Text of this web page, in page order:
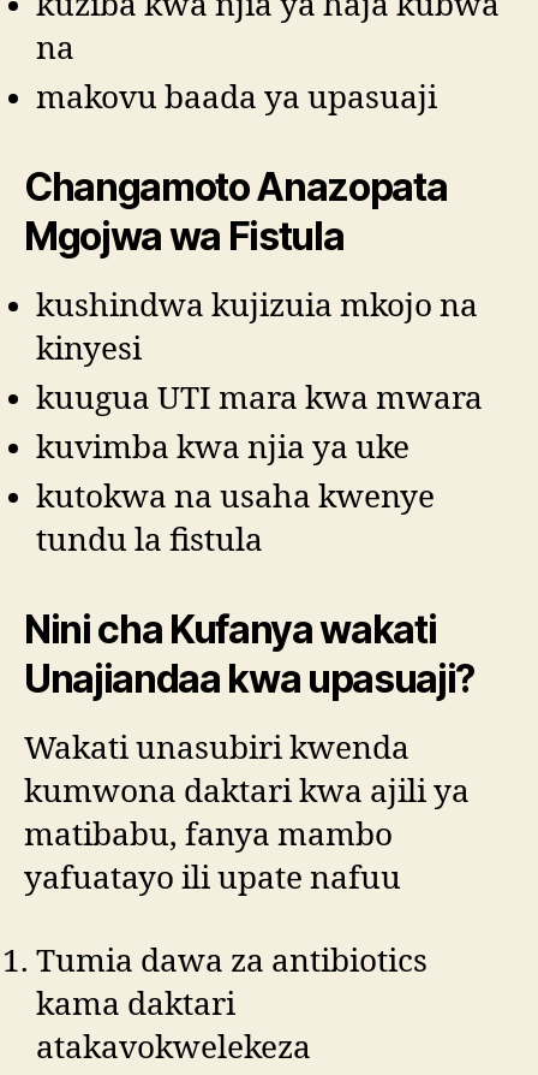
na
makovu baada ya upasuaji
Changamoto Anazopata
Mgojwa wa Fistula
kushindwa kujizuia mkojo na
kinyesi
kuugua UTI mara kwa mwara
kuvimba kwa njia ya uke
kutokwa na usaha kwenye
tundu la fistula
Nini cha Kufanya wakati
Unajiandaa kwa upasuaji?
Wakati unasubiri kwenda
kumwona daktari kwa ajili ya
matibabu, fanya mambo
yafuatayo ili upate nafuu
Tumia dawa za antibiotics
kama daktari
atakavokwelekeza